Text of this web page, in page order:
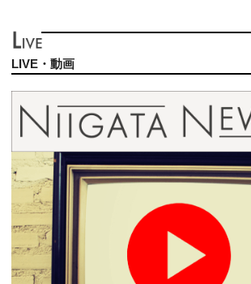
LIVE・動画